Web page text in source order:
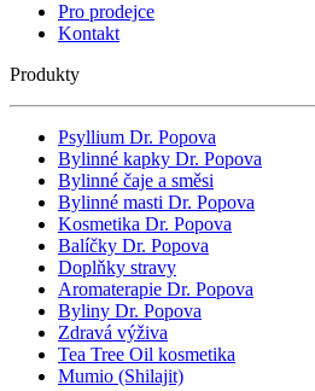
Pro prodejce
Kontakt
Produkty
Psyllium Dr. Popova
Bylinné kapky Dr. Popova
Bylinné čaje a směsi
Bylinné masti Dr. Popova
Kosmetika Dr. Popova
Balíčky Dr. Popova
Doplňky stravy
Aromaterapie Dr. Popova
Byliny Dr. Popova
Zdravá výživa
Tea Tree Oil kosmetika
Mumio (Shilajit)